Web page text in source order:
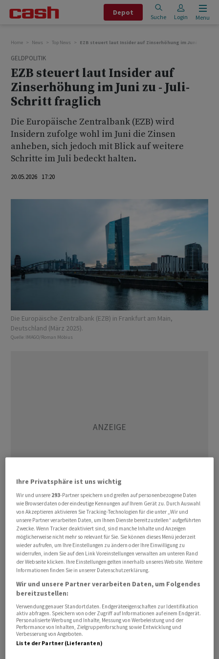
Depot
Suche Login Menu
Home News Top News EZB steuert laut Insider auf Zinserhöhung im Juni zu -
GELDPOLITIK
EZB steuert laut Insider auf
Zinserhöhung im Juni zu - Juli-
Schritt fraglich
Die Europäische Zentralbank (EZB) wird
Insidern zufolge wohl im Juni die Zinsen
anheben, sich jedoch mit Blick auf weitere
‌Schritte ⁠im Juli bedeckt halten.
20.05.2026 17:20
Die Europäische Zentralbank (EZB) in Frankfurt am Main,
Deutschland (März 2025).
Quelle: IMAGO/Roman Möbius
Damit wolle die Notenbank Spekulationen auf eine
rasche ⁠zweite Zinserhöhung dämpfen, sagten vier mit
den Überlegungen vertraute Personen der
Nachrichtenagentur Reuters. Eine ‌endgültige
Entscheidung sei noch nicht getroffen worden, sagten
‌die Insider. Ein Sprecher ​der EZB lehnte am Mittwoch
eine Stellungnahme ab.
Die Währungshüter hatten die Zinsen im April zwar
unverändert gelassen, wegen der anhaltend hohen
Energiekosten jedoch einen Schritt für die Sitzung am
Ihre Privatsphäre ist uns wichtig
Wir und unsere 293-Partner speichern und greifen auf personenbezogene Daten
wie Browserdaten oder eindeutige Kennungen auf Ihrem Gerät zu. Durch Auswahl
von Akzeptieren aktivieren Sie Tracking-Technologien für die unter „Wir und
unsere Partner verarbeiten Daten, um Ihnen Dienste bereitzustellen“ aufgeführten
Zwecke. Wenn Tracker deaktiviert sind, sind manche Inhalte und Anzeigen
möglicherweise nicht mehr so relevant für Sie. Sie können dieses Menü jederzeit
wieder aufrufen, um Ihre Einstellungen zu ändern oder Ihre Einwilligung zu
widerrufen, indem Sie auf den Link Voreinstellungen verwalten am unteren Rand
der Webseite klicken. Ihre Einstellungen gelten innerhalb unseres Website. Weitere
Informationen finden Sie in unserer Datenschutzerklärung.
Wir und unsere Partner verarbeiten Daten, um Folgendes
bereitzustellen:
Verwendung genauer Standortdaten. Endgeräteeigenschaften zur Identifikation
aktiv abfragen. Speichern von oder Zugriff auf Informationen auf einem Endgerät.
Personalisierte Werbung und Inhalte, Messung von Werbeleistung und der
Performance von Inhalten, Zielgruppenforschung sowie Entwicklung und
Verbesserung von Angeboten.
Liste der Partner (Lieferanten)